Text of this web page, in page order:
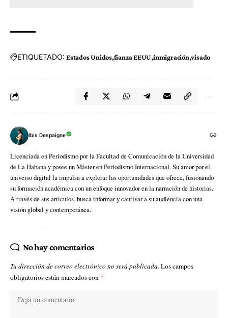
ETIQUETADO: Estados Unidos fianza EEUU inmigración visado
Ibis Despaigne
Licenciada en Periodismo por la Facultad de Comunicación de la Universidad
de La Habana y posee un Máster en Periodismo Internacional. Su amor por el
universo digital la impulsa a explorar las oportunidades que ofrece, fusionando
su formación académica con un enfoque innovador en la narración de historias.
A través de sus artículos, busca informar y cautivar a su audiencia con una
visión global y contemporánea.
No hay comentarios
Tu dirección de correo electrónico no será publicada. Los campos
obligatorios están marcados con *